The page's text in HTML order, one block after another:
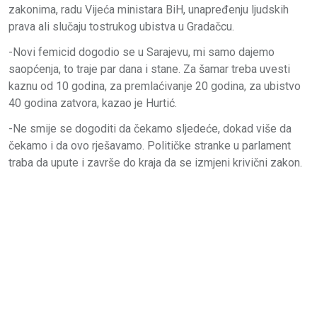
zakonima, radu Vijeća ministara BiH, unapređenju ljudskih
prava ali slučaju tostrukog ubistva u Gradačcu.
-Novi femicid dogodio se u Sarajevu, mi samo dajemo
saopćenja, to traje par dana i stane. Za šamar treba uvesti
kaznu od 10 godina, za premlaćivanje 20 godina, za ubistvo
40 godina zatvora, kazao je Hurtić.
-Ne smije se dogoditi da čekamo sljedeće, dokad više da
čekamo i da ovo rješavamo. Političke stranke u parlament
traba da upute i završe do kraja da se izmjeni krivični zakon.